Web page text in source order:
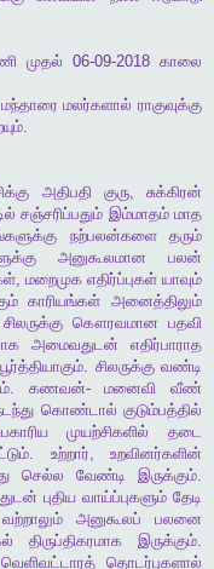
முதல் 06-09-2018 காலை
மந்தாரை மலர்களால் ராகுவுக்கு
.
அதிபதி குரு, சுக்கிரன்
சஞ்சரிப்பதும் இம்மாதம் மாத
நற்பலன்களை
தரும்
அனுகூலமான
பலன்
, மறைமுக எதிர்ப்புகள் யாவும்
காரியங்கள்
அனைத்திலும்
சிலருக்கு கௌரவமான
பதவி
அமைவதுடன்
எதிர்பாராத
பூர்த்தியாகும். சிலருக்கு வண்டி
. கணவன்-மனைவி
வீண்
கொண்டால் குடும்பத்தில்
முயற்சிகளில்
தடை
. உற்றார், உறவினர்களின்
செல்ல வேண்டி இருக்கும்.
புதிய வாய்ப்புகளும் தேடி
வற்றாலும் அனுகூலப்
பலனை
திருப்திகரமாக இருக்கும்.
வெளிவட்டாரத்
தொடர்புகளால்